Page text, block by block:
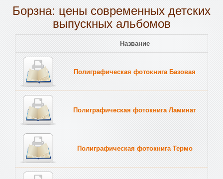
Борзна: цены современных детских
выпускных альбомов
Название
Полиграфическая фотокнига Базовая
Полиграфическая фотокнига Ламинат
Полиграфическая фотокнига Термо